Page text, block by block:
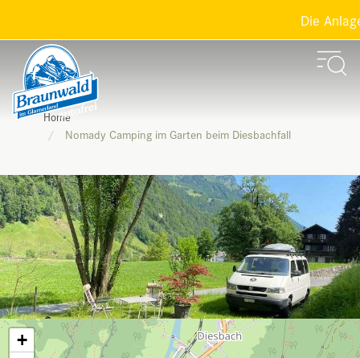
Die
Home
Nomady Camping im Garten beim Diesbachfall
+